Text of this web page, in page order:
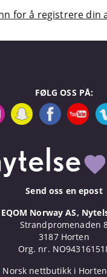
for å registrere din
FØLG OSS PÅ:
Send oss en epost
EQOM Norway AS,
Strandpromenaden
3187 Horten
Org. nr.
Norsk nettbutikk i